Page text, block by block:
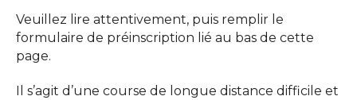
Veuillez lire attentivement, puis remplir le
formulaire de préinscription lié au bas de cette
page.
Il s’agit d’une course de longue distance difficile et